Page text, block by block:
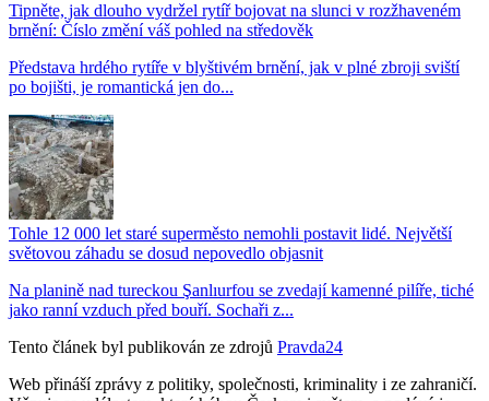
Tipněte, jak dlouho vydržel rytíř bojovat na slunci v rozžhaveném
brnění: Číslo změní váš pohled na středověk
Představa hrdého rytíře v blyštivém brnění, jak v plné zbroji sviští
po bojišti, je romantická jen do...
Tohle 12 000 let staré superměsto nemohli postavit lidé. Největší
světovou záhadu se dosud nepovedlo objasnit
Na planině nad tureckou Şanlıurfou se zvedají kamenné pilíře, tiché
jako ranní vzduch před bouří. Sochaři z...
Tento článek byl publikován ze zdrojů Pravda24
Web přináší zprávy z politiky, společnosti, kriminality i ze zahraničí.